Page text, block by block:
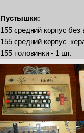
Пустышки:
155 средний корпус
155 средний корпус
155 половинки - 1 шт.